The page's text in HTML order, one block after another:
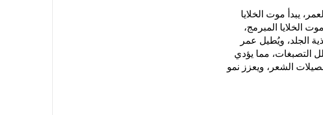
يبدأ موت الخلايا
الخلايا المبرمج،
الجلد، ويُطيل عمر
التصبغات، مما يؤدي
الشعر، ويعزز نمو